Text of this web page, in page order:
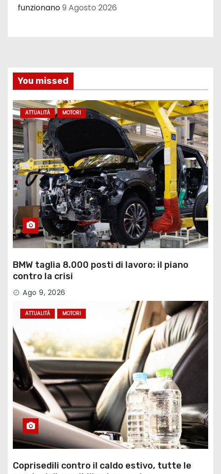
funzionano9 Agosto 2026
You missed
ATTUALITÀ MOTORI
BMW taglia 8.000 posti di lavoro: il piano
contro la crisi
Ago 9, 2026
ATTUALITÀ MOTORI
Coprisedili contro il caldo estivo, tutte le